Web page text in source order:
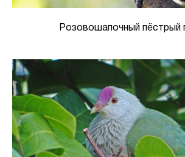
Розовошапочный пёстрый